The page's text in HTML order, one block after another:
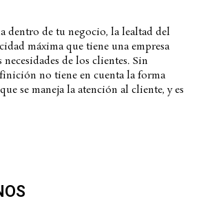
dentro de tu negocio, la lealtad del
máxima que tiene una empresa
necesidades de los clientes. Sin
no tiene en cuenta la forma
se maneja la atención al cliente, y es